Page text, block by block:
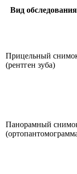
Вид обследования
Прицельный
(рентген зуба)
Панорамный